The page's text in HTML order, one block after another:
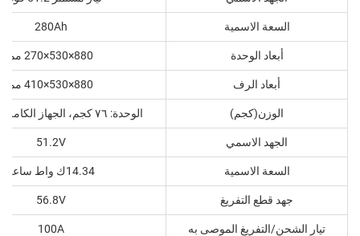
السعة الاسمية 280Ah
أبعاد الوحدة 880×530×270 مم
أبعاد الرف 880×530×410 مم
الوزن(كجم) الوحدة: ٧٦ كجم، الجهاز الكامل: ١١٠ كجم
الجهد الاسمي 51.2V
السعة الاسمية 14.34ك واط ساعة
جهد قطع التفريغ 56.8V
تيار الشحن/التفريغ الموصى به 100A